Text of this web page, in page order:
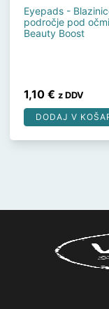
Eyepads -
področje pod očmi
Beauty Boost
1,10€ z DDV
DODAJ V